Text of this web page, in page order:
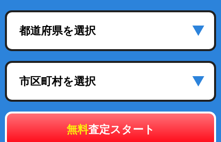
都道府県を選択
市区町村を選択
無料査定スタート